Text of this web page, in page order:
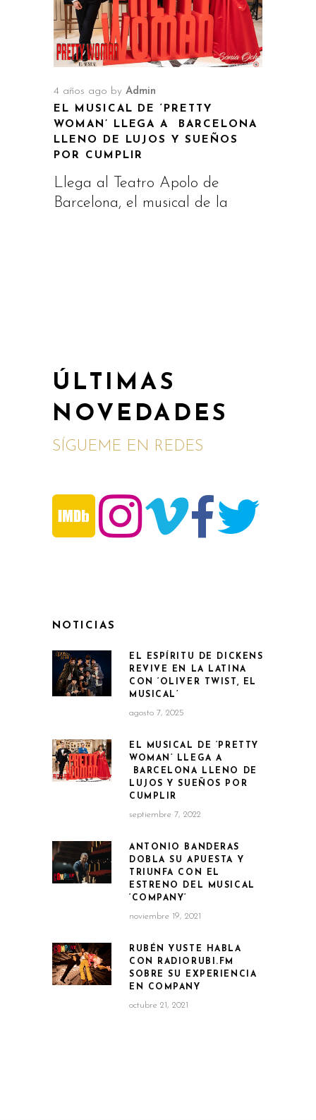
4 años ago by Admin
EL MUSICAL DE ‘PRETTY
WOMAN’ LLEGA A BARCELONA
LLENO DE LUJOS Y SUEÑOS
POR CUMPLIR
Llega al Teatro Apolo de
Barcelona, el musical de la
ÚLTIMAS
NOVEDADES
SÍGUEME EN REDES
NOTICIAS
EL ESPÍRITU DE DICKENS
REVIVE EN LA LATINA
CON ‘OLIVER TWIST, EL
MUSICAL’
agosto 7, 2025
EL MUSICAL DE ‘PRETTY
WOMAN’ LLEGA A
BARCELONA LLENO DE
LUJOS Y SUEÑOS POR
CUMPLIR
septiembre 7, 2022
ANTONIO BANDERAS
DOBLA SU APUESTA Y
TRIUNFA CON EL
ESTRENO DEL MUSICAL
‘COMPANY’
noviembre 19, 2021
RUBÉN YUSTE HABLA
CON RADIORUBI.FM
SOBRE SU EXPERIENCIA
EN COMPANY
octubre 21, 2021